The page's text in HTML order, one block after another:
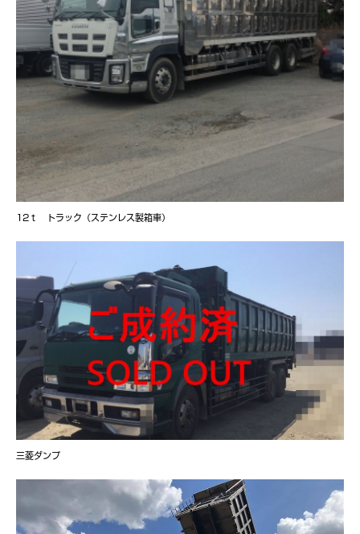
12ｔ トラック（ステンレス製箱車）
三菱ダンプ